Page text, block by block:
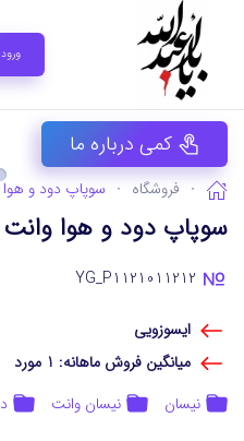
کمی درباره ما
فروشگاه سوپاپ دود و
سوپاپ دود و هوا
ایسوزویی
میانگین فروش ماهانه: 1 مورد
نیسان
نیسان وانت